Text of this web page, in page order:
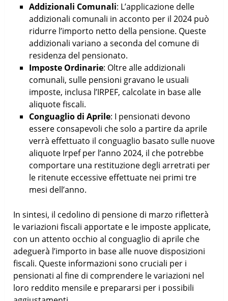
Addizionali Comunali: L’applicazione delle
addizionali comunali in acconto per il 2024 può
ridurre l’importo netto della pensione. Queste
addizionali variano a seconda del comune di
residenza del pensionato.
Imposte Ordinarie: Oltre alle addizionali
comunali, sulle pensioni gravano le usuali
imposte, inclusa l’IRPEF, calcolate in base alle
aliquote fiscali.
Conguaglio di Aprile: I pensionati devono
essere consapevoli che solo a partire da aprile
verrà effettuato il conguaglio basato sulle nuove
aliquote Irpef per l’anno 2024, il che potrebbe
comportare una restituzione degli arretrati per
le ritenute eccessive effettuate nei primi tre
mesi dell’anno.
In sintesi, il cedolino di pensione di marzo rifletterà
le variazioni fiscali apportate e le imposte applicate,
con un attento occhio al conguaglio di aprile che
adeguerà l’importo in base alle nuove disposizioni
fiscali. Queste informazioni sono cruciali per i
pensionati al fine di comprendere le variazioni nel
loro reddito mensile e prepararsi per i possibili